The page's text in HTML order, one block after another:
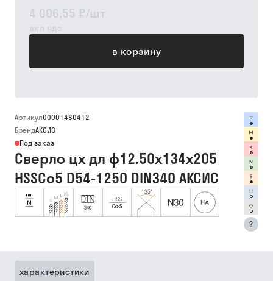
4 006,55 ₽/шт
вкл ндс
в корзину
Артикул00001480412
БрендАКСИС
Под заказ
Сверло цх дл ф12.50х134х205
HSSCo5 D54-1250 DIN340 АКСИС
?
характеристики